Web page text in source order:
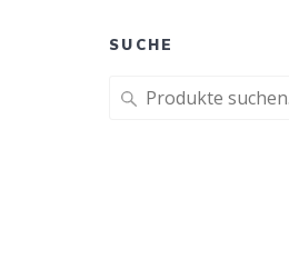
SUCHE
Suche